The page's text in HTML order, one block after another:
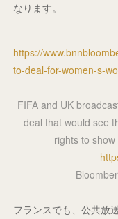
なります。
https://
to-deal-for-women-s-
FIFA and UK
deal that would see
rights to
—
フランスでも、公共放